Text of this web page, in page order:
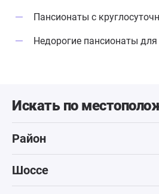
Пансионаты с
Недорогие пансионаты
Искать по
Район
Шоссе